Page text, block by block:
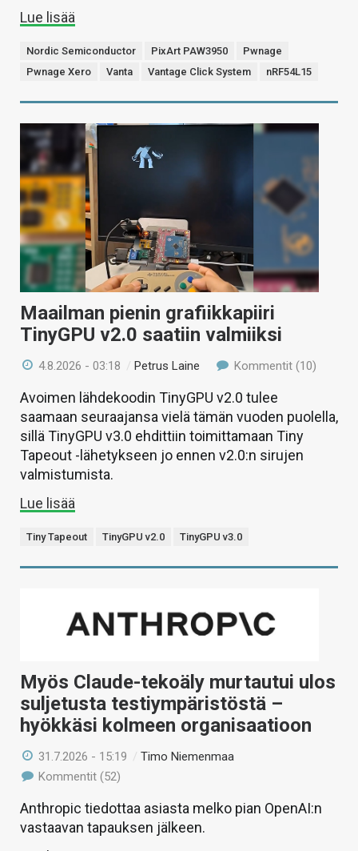
Lue lisää
Nordic Semiconductor PixArt PAW3950
Pwnage
Pwnage Xero
Vanta Vantage Click System nRF54L15
Maailman pienin grafiikkapiiri
TinyGPU v2.0 saatiin valmiiksi
4.8.2026 - 03:18 /Petrus Laine Kommentit (10)
Avoimen lähdekoodin TinyGPU v2.0 tulee
saamaan seuraajansa vielä tämän vuoden puolella,
sillä TinyGPU v3.0 ehdittiin toimittamaan Tiny
Tapeout -lähetykseen jo ennen v2.0:n sirujen
valmistumista.
Lue lisää
Tiny Tapeout TinyGPU v2.0 TinyGPU v3.0
Myös Claude-tekoäly murtautui ulos
suljetusta testiympäristöstä –
hyökkäsi kolmeen organisaatioon
31.7.2026 - 15:19 /Timo Niemenmaa
Kommentit (52)
Anthropic tiedottaa asiasta melko pian OpenAI:n
vastaavan tapauksen jälkeen.